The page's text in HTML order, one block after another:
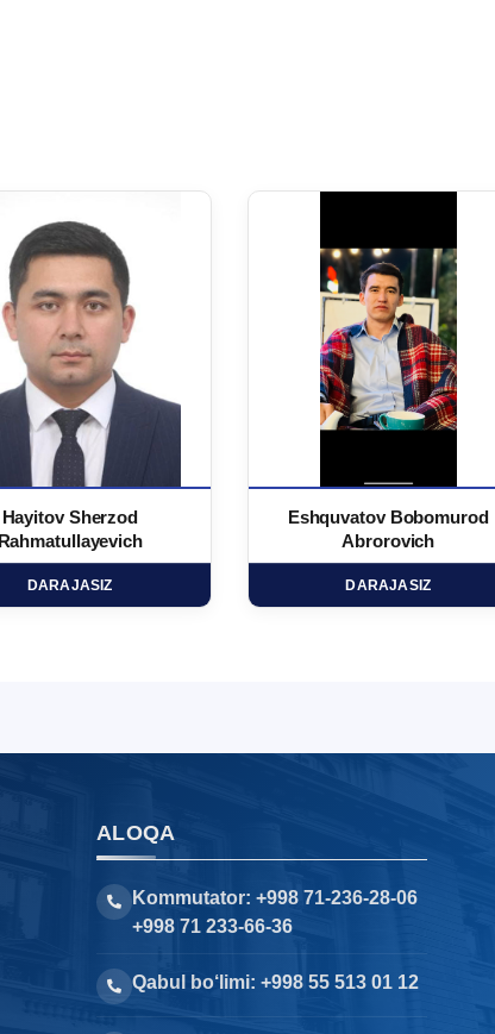
Hayitov Sherzod
Rahmatullayevich
DARAJASIZ
Eshquvatov Bobomurod
Abrorovich
DARAJASIZ
ALOQA
Kommutator: +998 71-236-28-06
+998 71 233-66-36
Qabul bo‘limi: +998 55 513 01 12